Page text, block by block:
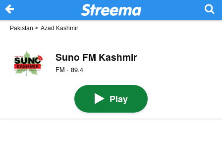
Pakistan > Azad Kashmir
Suno FM Kashmir
FM · 89.4
Play